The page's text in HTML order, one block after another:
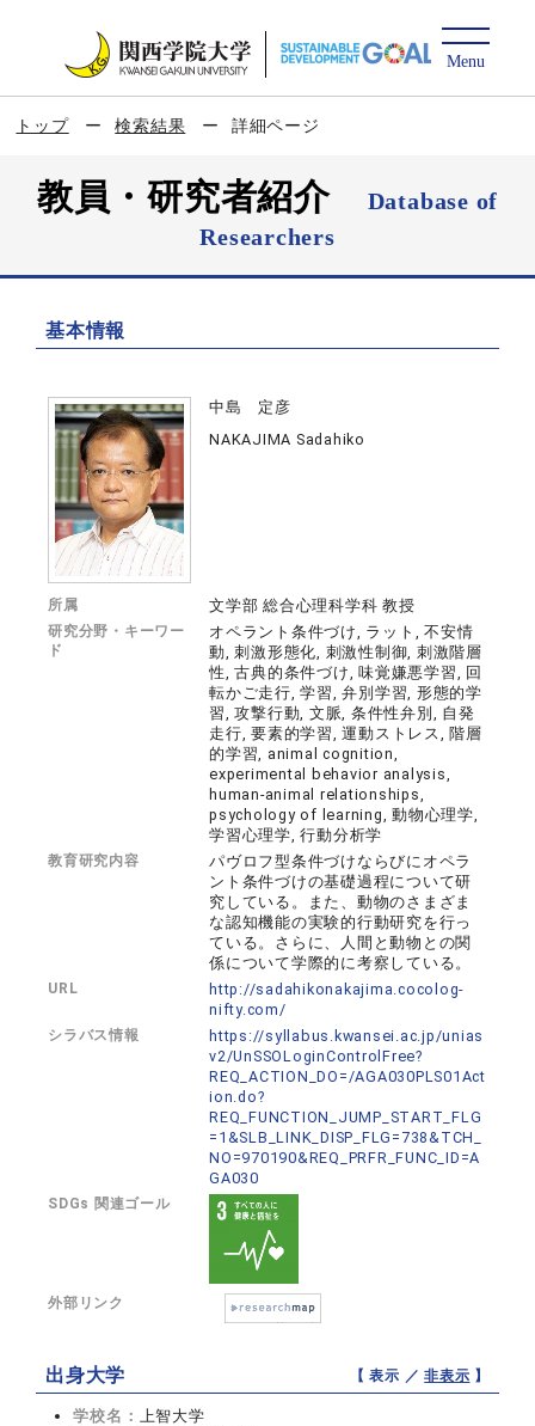
トップ 検索結果 詳細ページ
教員・研究者紹介
Database of
Researchers
基本情報
中島 定彦
NAKAJIMA Sadahiko
所属 文学部 総合心理科学科 教授
研究分野・キーワー
ド
オペラント条件づけ, ラット, 不安情
動, 刺激形態化, 刺激性制御, 刺激階層
性, 古典的条件づけ, 味覚嫌悪学習, 回
転かご走行, 学習, 弁別学習, 形態的学
習, 攻撃行動, 文脈, 条件性弁別, 自発
走行, 要素的学習, 運動ストレス, 階層
的学習, animal cognition,
experimental behavior analysis,
human-animal relationships,
psychology of learning, 動物心理学,
学習心理学, 行動分析学
教育研究内容
パヴロフ型条件づけならびにオペラ
ント条件づけの基礎過程について研
究している。また、動物のさまざま
な認知機能の実験的行動研究を行っ
ている。さらに、人間と動物との関
係について学際的に考察している。
URL
http://sadahikonakajima.cocolog-
nifty.com/
シラバス情報
https://syllabus.kwansei.ac.jp/unias
v2/UnSSOLoginControlFree?
REQ_ACTION_DO=/AGA030PLS01Act
ion.do?
REQ_FUNCTION_JUMP_START_FLG
=1&SLB_LINK_DISP_FLG=738&TCH_
NO=970190&REQ_PRFR_FUNC_ID=A
GA030
SDGs 関連ゴール
外部リンク
出身大学 【 表示 ／非表示 】
学校名： 上智大学